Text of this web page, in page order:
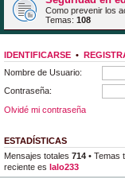
Como prevenir los
Temas: 108
IDENTIFICARSE •
Nombre de Usuario:
Contraseña:
Olvidé mi contraseña
ESTADÍSTICAS
Mensajes totales 714 • Temas
reciente es lalo233